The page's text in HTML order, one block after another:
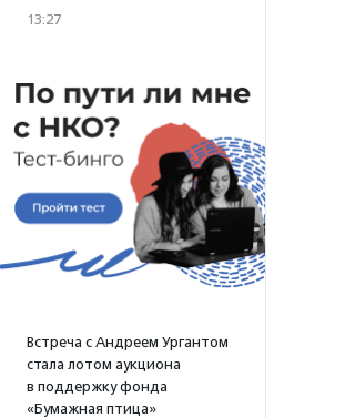
13:27
Встреча с Андреем Ургантом
стала лотом аукциона
в поддержку фонда
«Бумажная птица»